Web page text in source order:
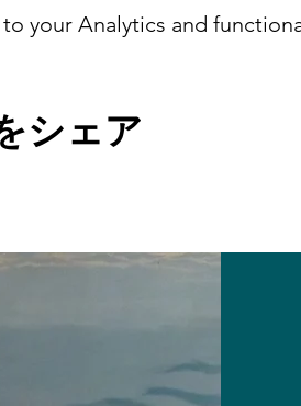
your Analytics and
シェア